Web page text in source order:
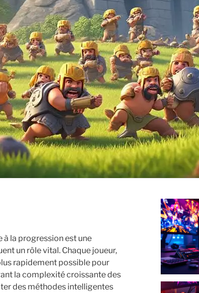
à la progression est une
un rôle vital. Chaque joueur,
rapidement possible pour
la complexité croissante des
des méthodes intelligentes